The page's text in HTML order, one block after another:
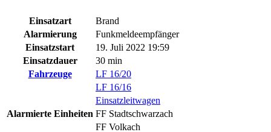
Einsatzart
Brand
Alarmierung
Funkmeldeempfänger
Einsatzstart
19. Juli 2022 19:59
Einsatzdauer
30 min
Fahrzeuge
LF 16/20
LF 16/16
Einsatzleitwagen
Alarmierte Einheiten FF Stadtschwarzach
FF Volkach